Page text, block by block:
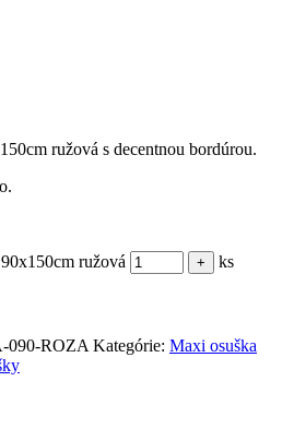
ružová s decentnou bordúrou.
ružová ks
090-ROZA Kategórie: Maxi osuška